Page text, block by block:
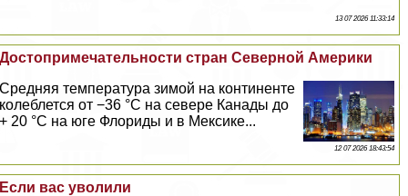
13 07 2026 11:33:14
Достопримечательности стран Северной Америки
Средняя температура зимой на континенте
колeблется от −36 °C на севере Канады до
+ 20 °C на юге Флориды и в Мексике...
12 07 2026 18:43:54
Если вас уволили